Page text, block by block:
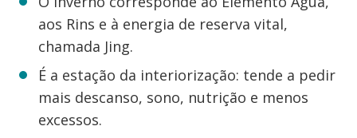
aos Rins e à energia de reserva vital,
chamada Jing.
É a estação da interiorização: tende a pedir
mais descanso, sono, nutrição e menos
excessos.